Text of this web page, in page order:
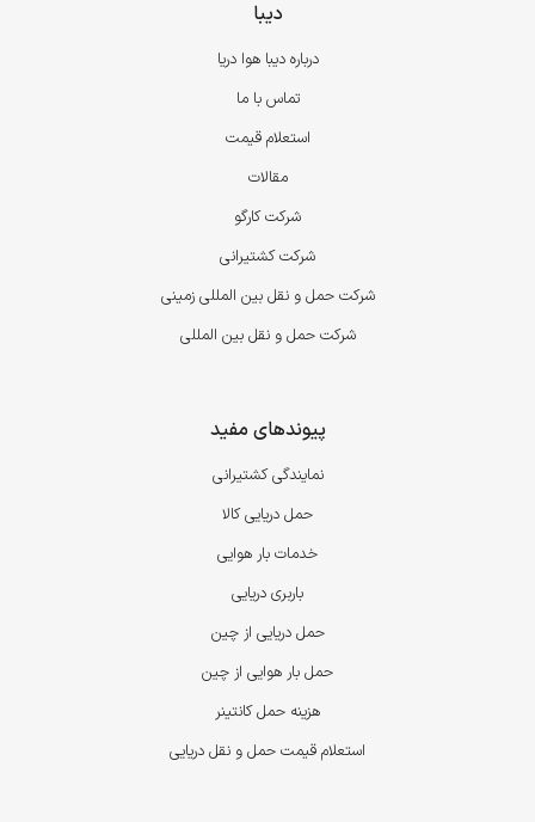
دیبا
درباره دیبا هوا دریا
تماس با ما
استعلام قیمت
مقالات
شرکت کارگو
شرکت کشتیرانی
شرکت حمل و نقل بین المللی زمینی
شرکت حمل و نقل بین المللی
پیوندهای مفید
نمایندگی کشتیرانی
حمل دریایی کالا
خدمات بار هوایی
باربری دریایی
حمل دریایی از چین
حمل بار هوایی از چین
هزینه حمل کانتینر
استعلام قیمت حمل و نقل دریایی